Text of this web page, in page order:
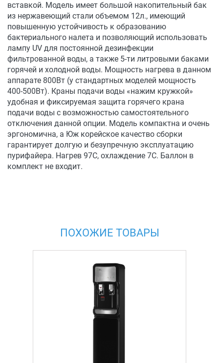
вставкой. Модель имеет большой накопительный бак
из нержавеющий стали объемом 12л., имеющий
повышенную устойчивость к образованию
бактериального налета и позволяющий использовать
лампу UV для постоянной дезинфекции
фильтрованной воды, а также 5-ти литровыми баками
горячей и холодной воды. Мощность нагрева в данном
аппарате 800Вт (у стандартных моделей мощность
400-500Вт). Краны подачи воды «нажим кружкой»
удобная и фиксируемая защита горячего крана
подачи воды c возможностью самостоятельного
отключения данной опции. Модель компактна и очень
эргономична, а Юж корейское качество сборки
гарантирует долгую и безупречную эксплуатацию
пурифайера. Нагрев 97С, охлаждение 7С. Баллон в
комплект не входит.
ПОХОЖИЕ ТОВАРЫ